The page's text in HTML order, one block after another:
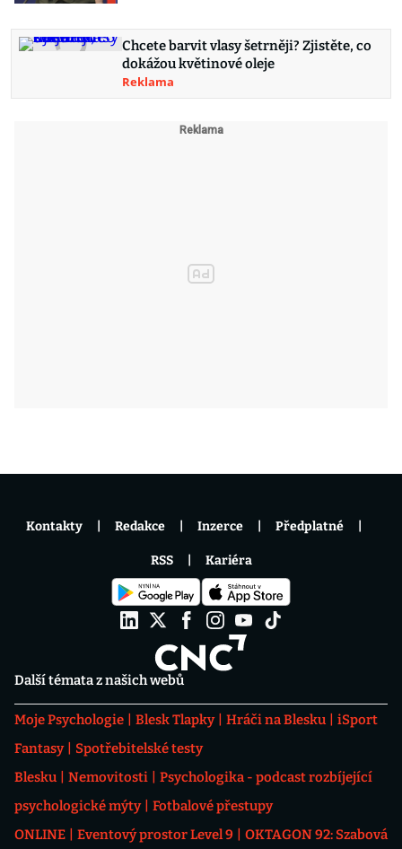
Chcete barvit vlasy šetrněji? Zjistěte, co
dokážou květinové oleje
Reklama
Další témata z našich webů
Moje Psychologie Blesk Tlapky Hráči na Blesku
iSport
Fantasy
Spotřebitelské testy
Blesku
Nemovitosti
Psychologika - podcast rozbíjející
psychologické mýty
Fotbalové přestupy
ONLINE
Eventový prostor Level 9
OKTAGON 92: Szabová
Kontakty Redakce Inzerce Předplatné
RSS Kariéra